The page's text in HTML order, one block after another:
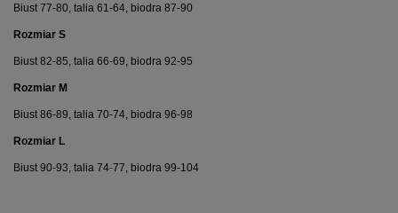
Biust 77-80, talia 61-64, biodra 87-90
Rozmiar S
Biust 82-85, talia 66-69, biodra 92-95
Rozmiar M
Biust 86-89, talia 70-74, biodra 96-98
Rozmiar L
Biust 90-93, talia 74-77, biodra 99-104